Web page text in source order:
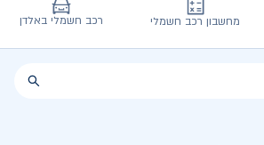
מחשבון רכב חשמלי רכב חשמלי באלדן